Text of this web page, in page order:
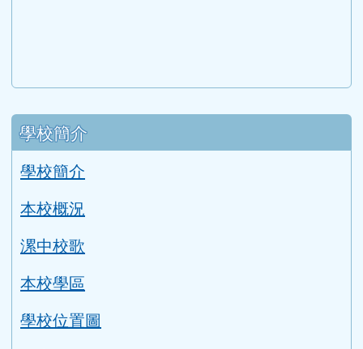
左邊區域內容
學校簡介
學校簡介
本校概況
漯中校歌
本校學區
學校位置圖